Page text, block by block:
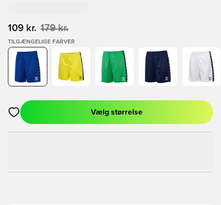
109 kr. 179 kr.
TILGÆNGELIGE FARVER
Åbner en Modal til at logge ind eller tilmelde dig som medlem
Vælg størrelse